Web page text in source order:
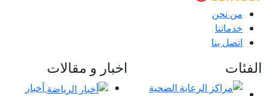
من نحن
خدماتنا
اتصل بنا
الفئات اخبار و مقالات
أخبار